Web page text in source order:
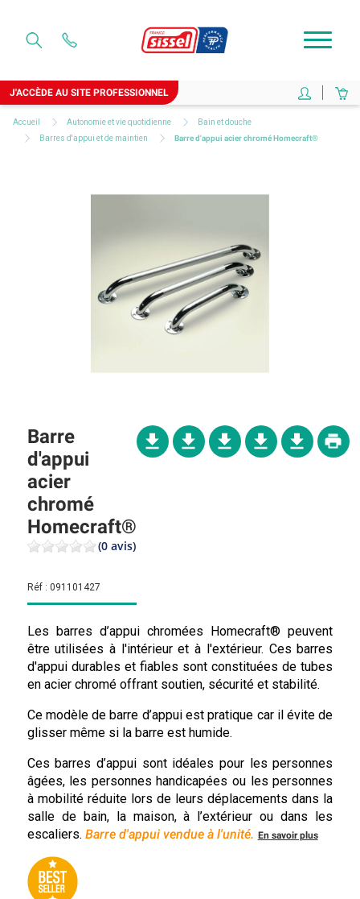
J'ACCÈDE AU SITE PROFESSIONNEL
Accueil Autonomie et vie quotidienne
Bain et douche
Barres d'appui et de maintien
Barre d'appui acier chromé Homecraft®
Barre
d'appui
acier
chromé
Homecraft®
(0 avis)
Réf : 091101427
Les barres d’appui chromées Homecraft® peuvent
être utilisées à l'intérieur et à l'extérieur. Ces barres
d'appui durables et fiables sont constituées de tubes
en acier chromé offrant soutien, sécurité et stabilité.
Ce modèle de barre d’appui est pratique car il évite de
glisser même si la barre est humide.
Ces barres d’appui sont idéales pour les personnes
âgées, les personnes handicapées ou les personnes
à mobilité réduite lors de leurs déplacements dans la
salle de bain, la maison, à l’extérieur ou dans les
escaliers. Barre d'appui vendue à l'unité. En savoir plus